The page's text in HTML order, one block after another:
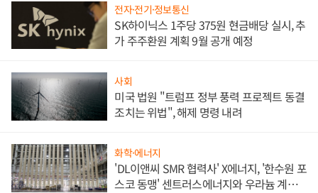
전자·전기·정보통신
SK하이닉스 1주당 375원 현금배당 실시, 추
가 주주환원 계획 9월 공개 예정
사회
미국 법원 "트럼프 정부 풍력 프로젝트 동결
조치는 위법", 해제 명령 내려
화학·에너지
'DL이앤씨 SMR 협력사' X에너지, '한수원 포
스코 동맹' 센트러스에너지와 우라늄 계약